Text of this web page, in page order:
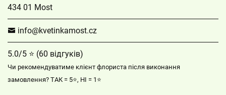
434 01 Most
info@kvetinkamost.cz
5.0/5 ⭐ (60 відгуків)
Чи рекомендуватиме клієнт флориста після виконання
замовлення? ТАК = 5⭐, НІ = 1⭐